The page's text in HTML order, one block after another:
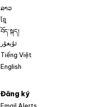
ລາວ
ខ្មែ
བོད་སྐད།
ئۇيغۇر
Tiếng Việt
English
Đăng ký